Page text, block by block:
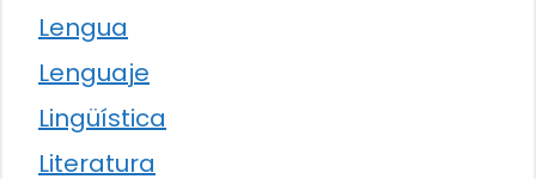
Lengua
Lenguaje
Lingüística
Literatura